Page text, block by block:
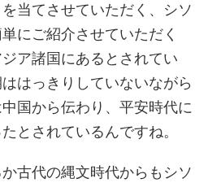
当てさせていただく、シソ
にご紹介させていただく
ア諸国にあるとされてい
はっきりしていないながら
国から伝わり、平安時代に
とされているんですね。
古代の縄文時代からもシソ